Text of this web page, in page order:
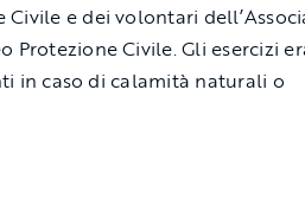
e dei volontari
Protezione Civile. Gli esercizi
in caso di calamità naturali o